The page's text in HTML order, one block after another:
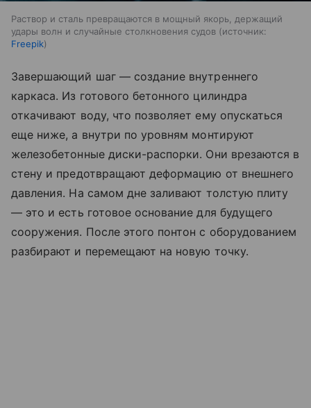
Раствор и сталь превращаются в мощный якорь, держащий
удары волн и случайные столкновения судов
источник:
Freepik
Завершающий шаг — создание внутреннего
каркаса. Из готового бетонного цилиндра
откачивают воду, что позволяет ему опускаться
еще ниже, а внутри по уровням монтируют
железобетонные диски-распорки. Они врезаются в
стену и предотвращают деформацию от внешнего
давления. На самом дне заливают толстую плиту
— это и есть готовое основание для будущего
сооружения. После этого понтон с оборудованием
разбирают и перемещают на новую точку.